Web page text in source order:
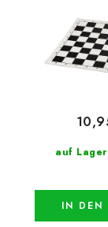
auf Lager
IN DEN